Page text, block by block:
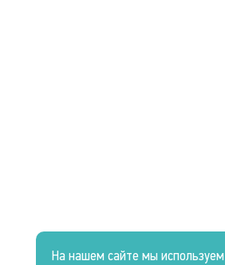
На нашем сайте мы используем